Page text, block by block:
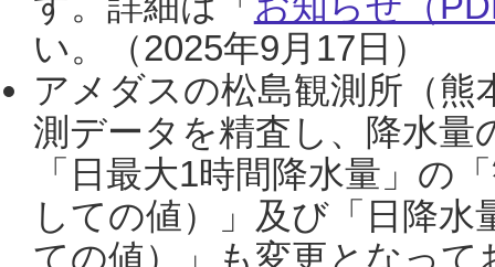
い。（2025年9月17日）
アメダスの松島観測所（熊
測データを精査し、降水
「日最大1時間降水量」の
しての値）」及び「日降
ての値）」も変更となっ